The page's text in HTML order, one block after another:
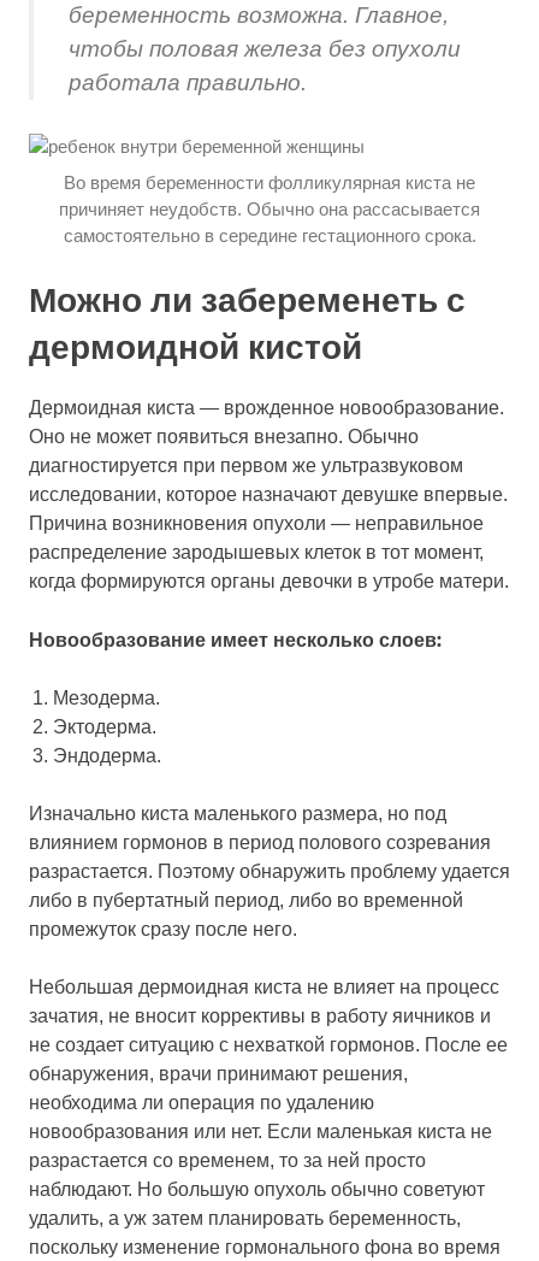
беременность возможна. Главное,
чтобы половая железа без опухоли
работала правильно.
Во время беременности фолликулярная киста не
причиняет неудобств. Обычно она рассасывается
самостоятельно в середине гестационного срока.
Можно ли забеременеть с
дермоидной кистой
Дермоидная киста — врожденное новообразование.
Оно не может появиться внезапно. Обычно
диагностируется при первом же ультразвуковом
исследовании, которое назначают девушке впервые.
Причина возникновения опухоли — неправильное
распределение зародышевых клеток в тот момент,
когда формируются органы девочки в утробе матери.
Новообразование имеет несколько слоев:
Мезодерма.
Эктодерма.
Эндодерма.
Изначально киста маленького размера, но под
влиянием гормонов в период полового созревания
разрастается. Поэтому обнаружить проблему удается
либо в пубертатный период, либо во временной
промежуток сразу после него.
Небольшая дермоидная киста не влияет на процесс
зачатия, не вносит коррективы в работу яичников и
не создает ситуацию с нехваткой гормонов. После ее
обнаружения, врачи принимают решения,
необходима ли операция по удалению
новообразования или нет. Если маленькая киста не
разрастается со временем, то за ней просто
наблюдают. Но большую опухоль обычно советуют
удалить, а уж затем планировать беременность,
поскольку изменение гормонального фона во время